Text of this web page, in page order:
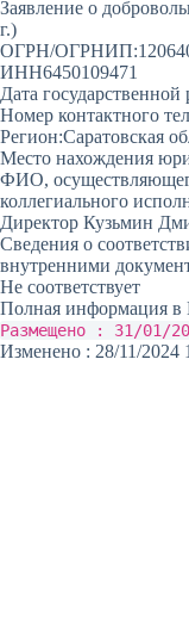
Заявление о
г.)
ОГРН/ОГРНИП:
ИНН6450109471
Дата государственной
Номер контактного
Регион:Саратовская
Место нахождения
ФИО,
коллегиального
Директор Кузьмин
Сведения о
внутренними
Не соответствует
Полная информация в
Размещено : 31/01/
Изменено : 28/11/2024